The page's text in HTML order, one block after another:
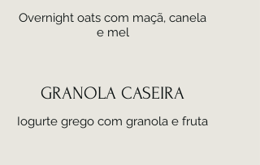
Overnight oats com maçã, canela
e mel
GRANOLA CASEIRA
Iogurte grego com granola e fruta